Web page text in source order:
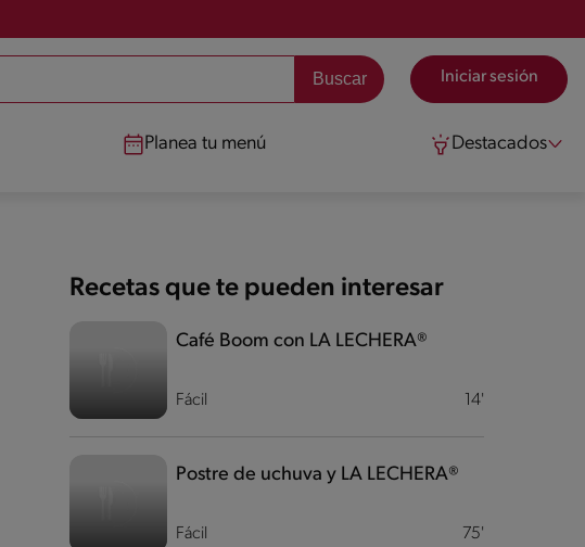
Iniciar sesión
Planea tu menú Destacados
Recetas que te pueden interesar
Fácil 14'
Café Boom con LA LECHERA®
Fácil 75'
Postre de uchuva y LA LECHERA®